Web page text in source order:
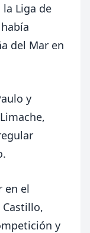
la Liga de
del Mar en
y
,
en el
,
y